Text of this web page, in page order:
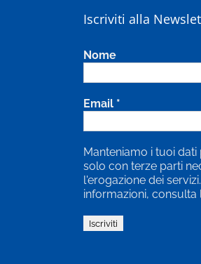
Iscriviti alla
Nome
Email *
Manteniamo i tuoi
solo con terze parti
l'erogazione dei
informazioni, consulta